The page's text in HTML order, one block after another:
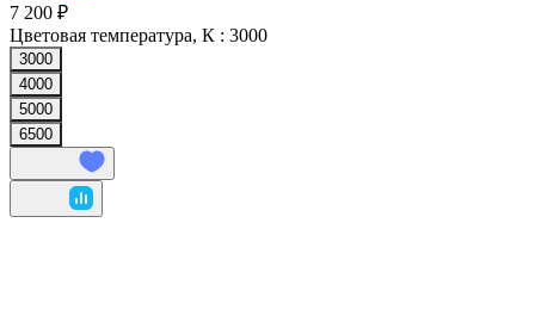
7 200 ₽
Цветовая температура, К : 3000
3000
4000
5000
6500